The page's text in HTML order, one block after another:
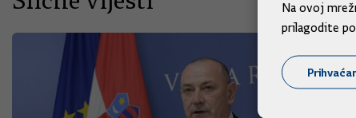
Na ovoj
prilagodite